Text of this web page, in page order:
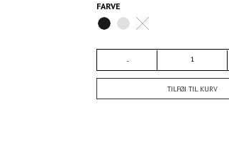
FARVE
TILFØJ TIL KURV